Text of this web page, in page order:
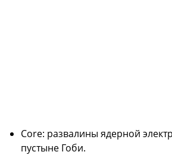
Core: развалины ядерной
пустыне Гоби.